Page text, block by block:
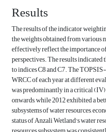
Results
The results of the indicator
the weights obtained from various
effectively reflect the importance
perspectives. The results indicated
to indices C8 and C7. The
WRCC of each year at different
was predominantly in a critical
onwards, while 2012 exhibited a
subsystems of water resources,
status of Anzali Wetland's water